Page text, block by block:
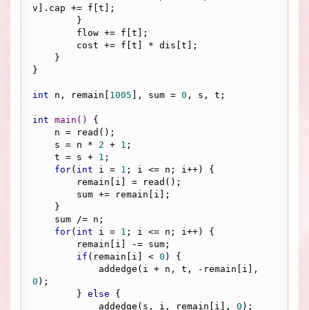
v].cap += f[t];
}
int n, remain[ 1005 ], sum = 0 , s, t;
int main ()
{
    s = n *
2 + 1 ;
    t = s +
1 ;
for( int i = 1 ; i <= n; i++) {
for( int i = 1 ; i <= n; i++) {
if (remain[i] < 0 ) {
0 );
        }
else {
            addedge(s, i, remain[i],
0 );